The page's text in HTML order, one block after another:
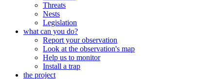
Threats
Nests
Legislation
what can you do?
Report your observation
Look at the observation's map
Help us to monitor
Install a trap
the project